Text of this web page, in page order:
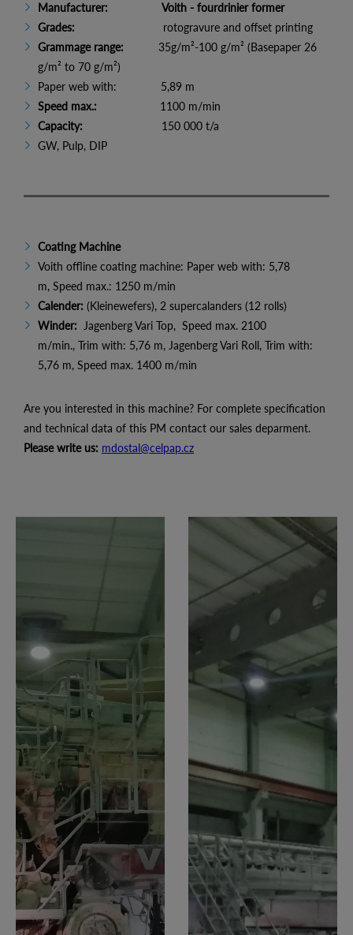
Manufacturer:
Voith - fourdrinier former
Grades:
rotogravure and offset printing
Grammage range:
35g/m²-100 g/m² (Basepaper 26
g/m² to 70 g/m²)
Paper web with: 5,89 m
Speed max.:
1100 m/min
Capacity:
150 000 t/a
GW, Pulp, DIP
Coating Machine
Voith offline coating machine: Paper web with: 5,78
m, Speed max.: 1250 m/min
Calender: (Kleinewefers), 2 supercalanders (12 rolls)
Winder: Jagenberg Vari Top, Speed max. 2100
m/min., Trim with: 5,76 m, Jagenberg Vari Roll, Trim with:
5,76 m, Speed max. 1400 m/min
Are you interested in this machine? For complete specification
and technical data of this PM contact our sales deparment.
Please write us: mdostal@celpap.cz